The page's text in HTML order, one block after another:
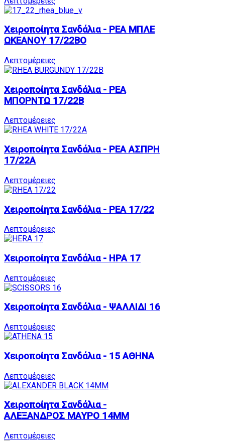
Χειροποίητα Σανδάλια - ΡΕΑ ΜΠΛΕ
ΩΚΕΑΝΟΥ 17/22BO
Λεπτομέρειες
Χειροποίητα Σανδάλια - ΡΕΑ
ΜΠΟΡΝΤΩ 17/22B
Λεπτομέρειες
Χειροποίητα Σανδάλια - ΡΕΑ ΑΣΠΡΗ
17/22A
Λεπτομέρειες
Χειροποίητα Σανδάλια - ΡΕΑ 17/22
Λεπτομέρειες
Χειροποίητα Σανδάλια - ΗΡΑ 17
Λεπτομέρειες
Χειροποίητα Σανδάλια - ΨΑΛΛΙΔΙ 16
Λεπτομέρειες
Χειροποίητα Σανδάλια - 15 ΑΘΗΝΑ
Λεπτομέρειες
Χειροποίητα Σανδάλια -
ΑΛΕΞΑΝΔΡΟΣ ΜΑΥΡΟ 14MM
Λεπτομέρειες